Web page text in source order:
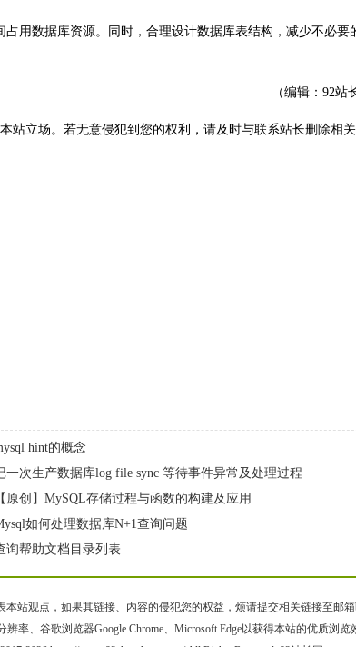
数据库资源。同时，合理设计数据库表结构，减少不必要
（编辑：92站
站立场。若无意侵犯到您的权利，请及时与联系站长删除相
hint的概念
一次生产数据库log file sync 等待事件异常及处理过程
【原创】MySQL存储过程与函数的构建及应用
如何处理数据库N+1查询问题
询帮助文档目录列表
站观点，如果其链接、内容的侵犯您的权益，烦请提交相关链接至邮箱
辨率、谷歌浏览器Google Chrome、Microsoft Edge以获得本站的优质浏览